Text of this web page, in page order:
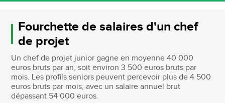
Fourchette de salaires d'un chef
de projet
Un chef de projet junior gagne en moyenne 40 000
euros bruts par an, soit environ 3 500 euros bruts par
mois. Les profils seniors peuvent percevoir plus de 4 500
euros bruts par mois, avec un salaire annuel brut
dépassant 54 000 euros.